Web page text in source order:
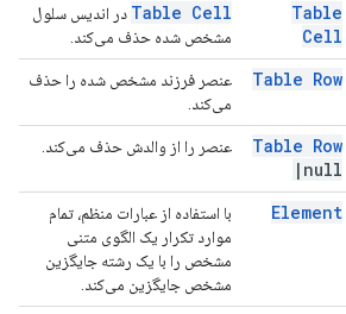
Table
Cell
Table Cell در اندیس سلول
مشخص شده حذف می‌کند.
Table Row
عنصر فرزند مشخص شده را حذف
می‌کند.
Table Row
| null
عنصر را از والدش حذف می‌کند.
Element
با استفاده از عبارات منظم، تمام
موارد تکرار یک الگوی متنی
مشخص را با یک رشته جایگزین
مشخص جایگزین می‌کند.